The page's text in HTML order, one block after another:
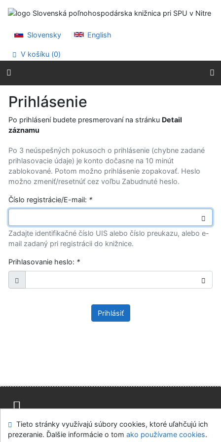
Prejsť na menu
Slovensky
English
V košíku (0)
Prihlásenie
Po prihlásení budete presmerovaní na stránku Detail
záznamu
Po 3 neúspešných pokusoch o prihlásenie (chybne zadané
prihlasovacie údaje) je konto dočasne na 10 minút
zablokované. Potom možno prihlásenie zopakovať. Heslo
možno zmeniť/resetnúť cez voľbu Zabudnuté heslo.
Číslo registrácie/E-mail: *
Zadajte identifikačné číslo UIS alebo číslo preukazu, alebo e-
mail zadaný pri registrácii do knižnice.
Prihlasovanie heslo: *
Prihlásiť
Mapa stránok Prístupnosť
Súkromie
Modul OpenSearch
Napíšte nám Nastavenie cookies
Tieto stránky využívajú súbory cookies, ktoré uľahčujú ich
prezeranie. Ďalšie informácie o tom ako používame cookies.